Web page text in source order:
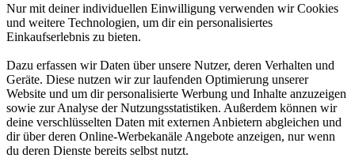
Nur mit deiner individuellen Einwilligung verwenden wir Cookies
und weitere Technologien, um dir ein personalisiertes
Einkaufserlebnis zu bieten.
Dazu erfassen wir Daten über unsere Nutzer, deren Verhalten und
Geräte. Diese nutzen wir zur laufenden Optimierung unserer
Website und um dir personalisierte Werbung und Inhalte anzuzeigen
sowie zur Analyse der Nutzungsstatistiken. Außerdem können wir
deine verschlüsselten Daten mit externen Anbietern abgleichen und
dir über deren Online-Werbekanäle Angebote anzeigen, nur wenn
du deren Dienste bereits selbst nutzt.